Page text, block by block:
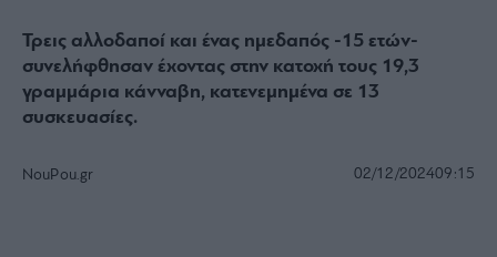
Τρεις αλλοδαποί και ένας ημεδαπός -15 ετών-
συνελήφθησαν έχοντας στην κατοχή τους 19,3
γραμμάρια κάνναβη, κατενεμημένα σε 13
συσκευασίες.
NouPou.gr 02/12/202409:15